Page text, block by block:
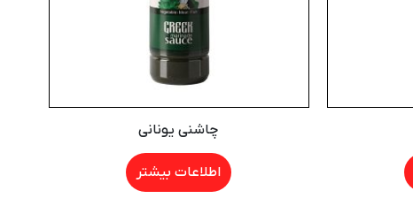
چاشنی یونانی
اطلاعات بیشتر